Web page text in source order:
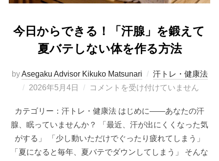
今日からできる！「汗腺」を鍛えて
夏バテしない体を作る方法
byAsegaku Advisor Kikuko Matsunari
汗トレ・健康法
投
日:
2026年5月4日 コメントを受け付けていません
カテゴリー：汗トレ・健康法 はじめに――あなたの汗
腺、眠っていませんか？ 「最近、汗が出にくくなった気
がする」 「少し動いただけでぐったり疲れてしまう」
「夏になると毎年、夏バテでダウンしてしまう」 そんな